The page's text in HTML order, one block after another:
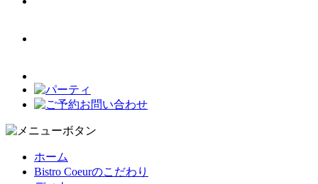
ホーム
Bistro Coeurのこだわり